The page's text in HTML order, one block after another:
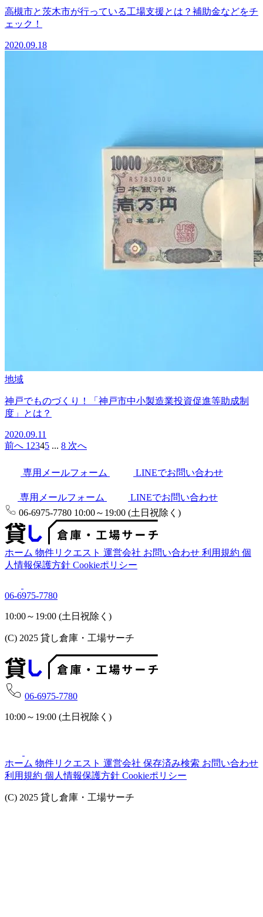
高槻市と茨木市が行っている工場支援とは？補助金などをチ
ェック！
2020.09.18
地域
神戸でものづくり！「神戸市中小製造業投資促進等助成制
度」とは？
2020.09.11
前へ 1 2345 ... 8 次へ
専用メールフォーム LINEでお問い合わせ
専用メールフォーム
LINEでお問い合わせ
06-6975-7780 10:00～19:00 (土日祝除く)
ホーム 物件リクエスト 運営会社 お問い合わせ 利用規約 個
人情報保護方針 Cookieポリシー
06-6975-7780
10:00～19:00 (土日祝除く)
(C) 2025 貸し倉庫・工場サーチ
06-6975-7780
10:00～19:00 (土日祝除く)
ホーム 物件リクエスト 運営会社 保存済み検索 お問い合わせ
利用規約 個人情報保護方針 Cookieポリシー
(C) 2025 貸し倉庫・工場サーチ